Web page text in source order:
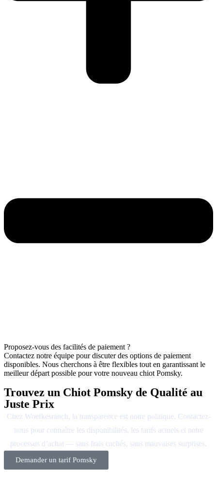
Proposez-vous des facilités de paiement ?
Contactez notre équipe pour discuter des options de paiement
disponibles. Nous cherchons à être flexibles tout en garantissant le
meilleur départ possible pour votre nouveau chiot Pomsky.
Trouvez un Chiot Pomsky de Qualité au
Juste Prix
Chez Woefkesranch, la transparence est notre politique. Contactez-
nous pour connaître les disponibilités, les tarifs actuels et notre
processus d’achat — sans frais cachés, sans mauvaises surprises.
Demander un tarif Pomsky